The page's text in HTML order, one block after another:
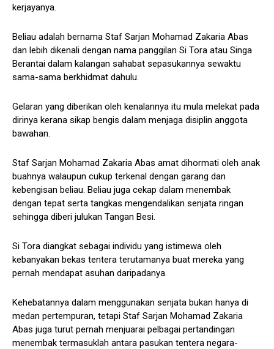
kerjayanya.
Beliau adalah bernama Staf Sarjan Mohamad Zakaria Abas
dan lebih dikenali dengan nama panggilan Si Tora atau Singa
Berantai dalam kalangan sahabat sepasukannya sewaktu
sama-sama berkhidmat dahulu.
Gelaran yang diberikan oleh kenalannya itu mula melekat pada
dirinya kerana sikap bengis dalam menjaga disiplin anggota
bawahan.
Staf Sarjan Mohamad Zakaria Abas amat dihormati oleh anak
buahnya walaupun cukup terkenal dengan garang dan
kebengisan beliau. Beliau juga cekap dalam menembak
dengan tepat serta tangkas mengendalikan senjata ringan
sehingga diberi julukan Tangan Besi.
Si Tora diangkat sebagai individu yang istimewa oleh
kebanyakan bekas tentera terutamanya buat mereka yang
pernah mendapat asuhan daripadanya.
Kehebatannya dalam menggunakan senjata bukan hanya di
medan pertempuran, tetapi Staf Sarjan Mohamad Zakaria
Abas juga turut pernah menjuarai pelbagai pertandingan
menembak termasuklah antara pasukan tentera negara-